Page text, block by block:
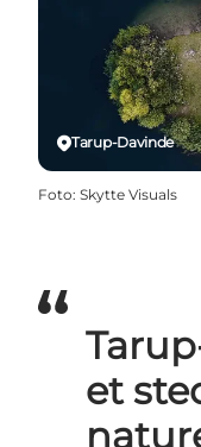
Tarup-Davinde
Foto: Skytte Visuals
et